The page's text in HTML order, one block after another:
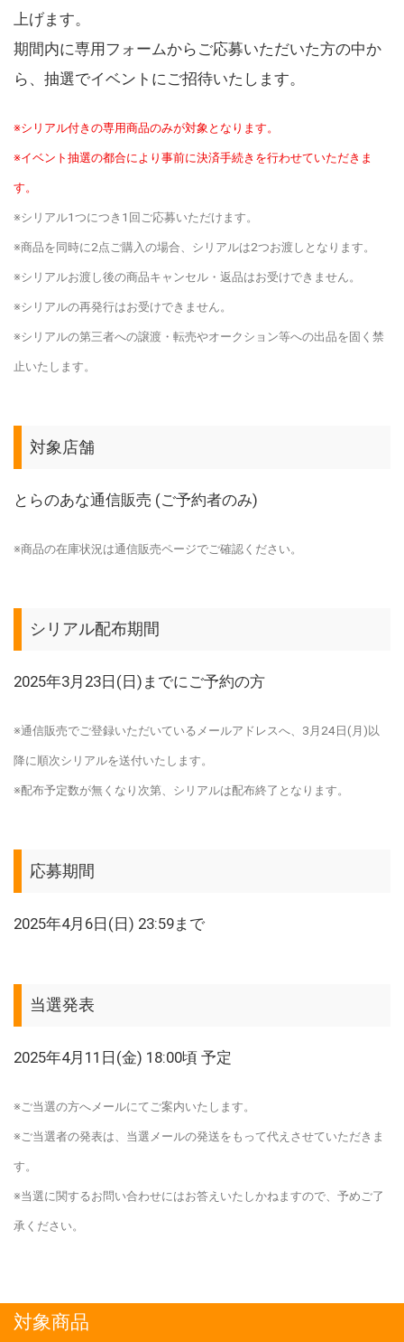
上げます。
期間内に専用フォームからご応募いただいた方の中か
ら、抽選でイベントにご招待いたします。
※シリアル付きの専用商品のみが対象となります。
※イベント抽選の都合により事前に決済手続きを行わせていただきま
す。
※シリアル1つにつき1回ご応募いただけます。
※商品を同時に2点ご購入の場合、シリアルは2つお渡しとなります。
※シリアルお渡し後の商品キャンセル・返品はお受けできません。
※シリアルの再発行はお受けできません。
※シリアルの第三者への譲渡・転売やオークション等への出品を固く禁
止いたします。
対象店舗
とらのあな通信販売 (ご予約者のみ)
※商品の在庫状況は通信販売ページでご確認ください。
シリアル配布期間
2025年3月23日(日)までにご予約の方
※通信販売でご登録いただいているメールアドレスへ、3月24日(月)以
降に順次シリアルを送付いたします。
※配布予定数が無くなり次第、シリアルは配布終了となります。
応募期間
2025年4月6日(日) 23:59まで
当選発表
2025年4月11日(金) 18:00頃 予定
※ご当選の方へメールにてご案内いたします。
※ご当選者の発表は、当選メールの発送をもって代えさせていただきま
す。
※当選に関するお問い合わせにはお答えいたしかねますので、予めご了
承ください。
対象商品